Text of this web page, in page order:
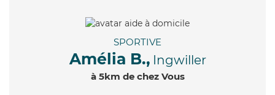
SPORTIVE
Amélia B., Ingwiller
à 5km de chez Vous